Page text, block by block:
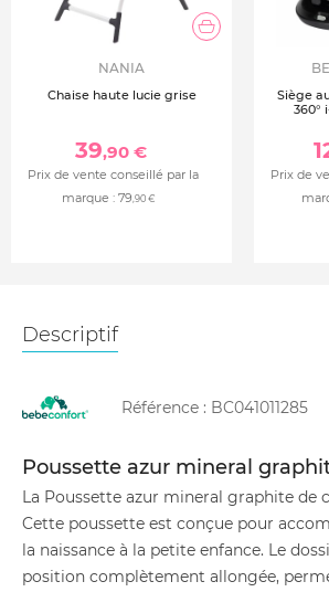
NANIA
Chaise haute lucie grise
39,90 €
Prix de vente conseillé par la
marque : 79,90 €
Siège
360°
Prix de
Descriptif
Référence : BC041011285
Poussette azur mineral
La Poussette azur mineral graphite de
Cette poussette est conçue pour
la naissance à la petite enfance. Le
position complètement allongée,